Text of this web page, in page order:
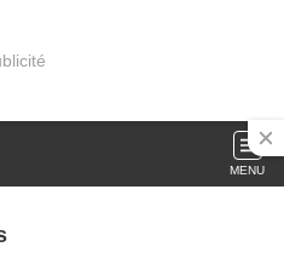
MENU